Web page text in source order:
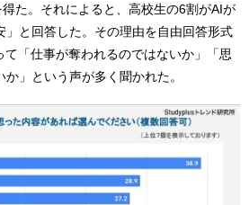
た。それによると、高校生の6割がAIが
」と回答した。その理由を自由回答形式
「仕事が奪われるのではないか」「思
」という声が多く聞かれた。